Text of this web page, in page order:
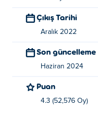
Fantasy Merger, Dedra
Poki'de başka
Fantasy Merger'ı
Fantasy Merger'ı
Fantasy Merger'ı
masaüstünde
Çıkış Tarihi
Aralık 2022
Son güncelleme
Haziran 2024
Puan
4.3 (52,576 Oy)